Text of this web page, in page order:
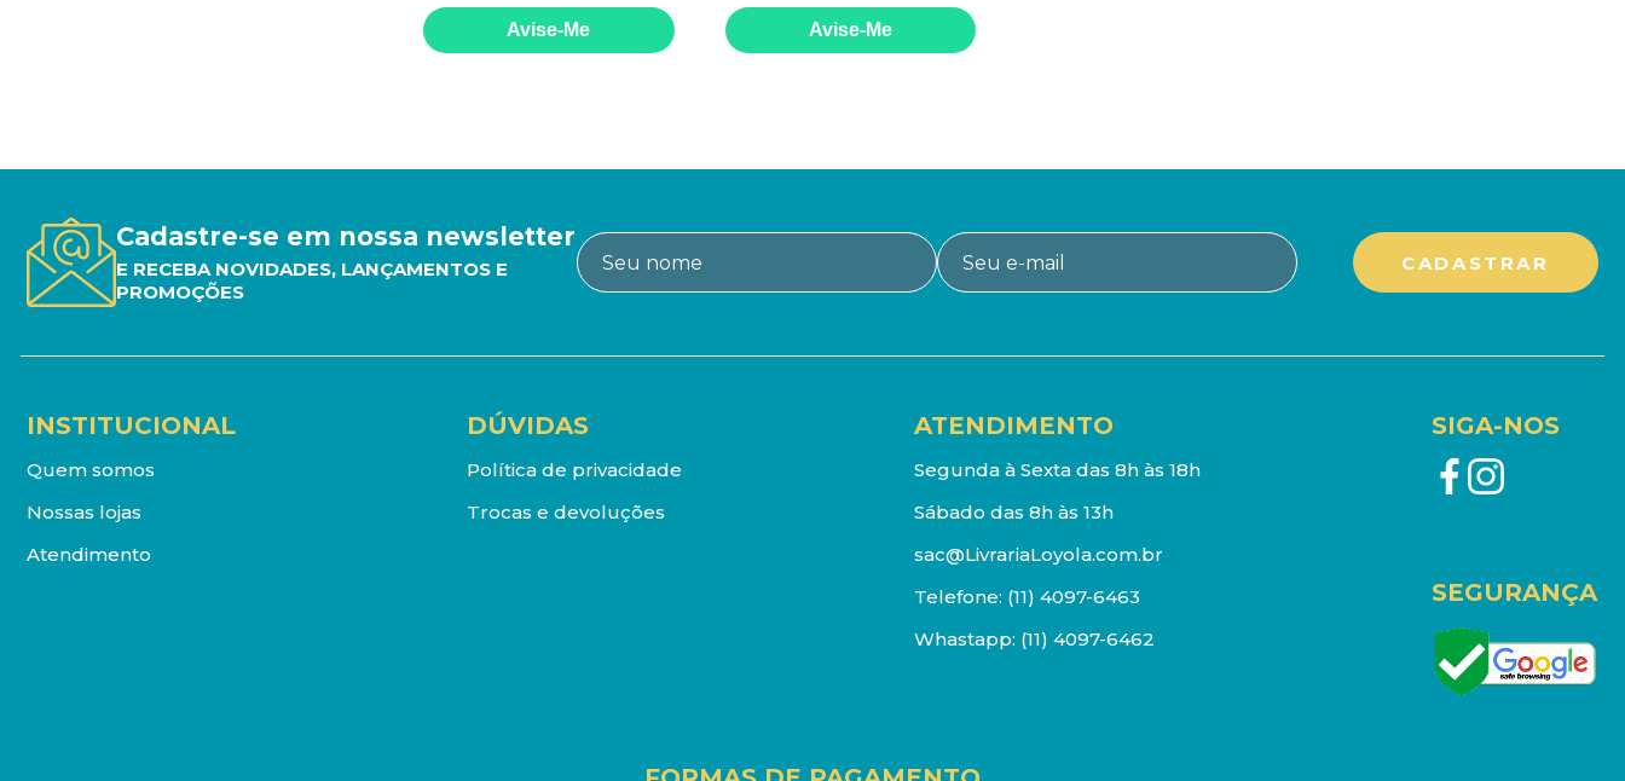
Cadastre-se em nossa newsletter
E RECEBA NOVIDADES, LANÇAMENTOS E
PROMOÇÕES
INSTITUCIONAL
Quem somos
Nossas lojas
Atendimento
DÚVIDAS
Política de privacidade
Trocas e devoluções
ATENDIMENTO
Segunda à Sexta das 8h às 18h
Sábado das 8h às 13h
sac@LivrariaLoyola.com.br
Telefone: (11) 4097-6463
Whastapp: (11) 4097-6462
SIGA-NOS
SEGURANÇA